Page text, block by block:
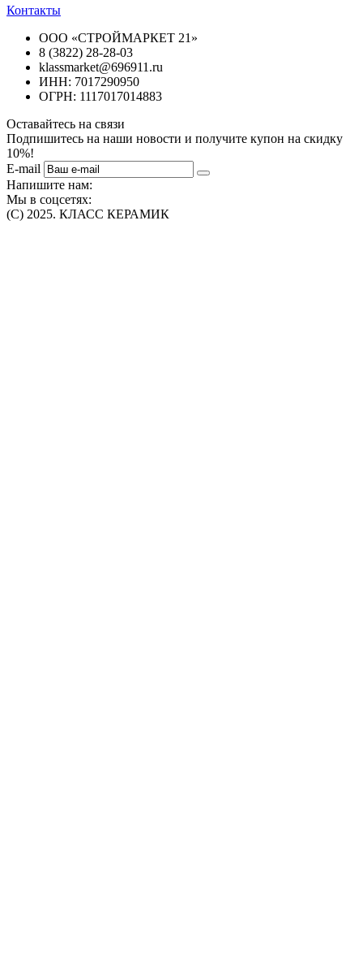
Контакты
ООО «СТРОЙМАРКЕТ 21»
8 (3822) 28-28-03
klassmarket@696911.ru
ИНН: 7017290950
ОГРН: 1117017014883
Оставайтесь на связи
Подпишитесь на наши новости и получите купон на скидку
10%!
E-mail
Напишите нам:
Мы в соцсетях:
(C) 2025. КЛАСС КЕРАМИК